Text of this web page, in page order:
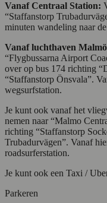
Vanaf Centraal Station:
“Staffanstorp
minuten wandeling naar
Vanaf luchthaven
“Flygbussarna Airport
over op bus 174 richting
“Staffanstorp Önsvala”.
wegsurfstation.
Je kunt ook vanaf het
nemen naar “Malmo
richting “Staffanstorp
Trubadurvägen”. Vanaf
roadsurferstation.
Je kunt ook een Taxi /
Parkeren